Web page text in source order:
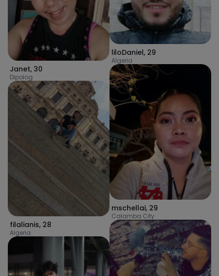
Janet, 30
Dipolog
filalianis, 28
Algeria
liloDaniel, 29
Algeria
mschellai, 29
Calamba City